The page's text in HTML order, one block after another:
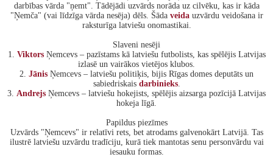
darbības vārda "ņemt". Tādējādi uzvārds norāda uz cilvēku, kas ir kāda
"Ņemča" (vai līdzīga vārda nesēja) dēls. Šāda veidauzvārdu veidošana ir
raksturīga latviešu onomastikai.
Slaveni nesēji
1. ViktorsŅemcevs – pazīstams kā latviešu futbolists, kas spēlējis Latvijas
izlasē un vairākos vietējos klubos.
2. Jānis Ņemcevs – latviešu politiķis, bijis Rīgas domes deputāts un
sabiedriskais darbinieks.
3. Andrejs Ņemcevs – latviešu hokejists, spēlējis aizsarga pozīcijā Latvijas
hokeja līgā.
Papildus piezīmes
Uzvārds "Ņemcevs" ir relatīvi rets, bet atrodams galvenokārt Latvijā. Tas
ilustrē latviešu uzvārdu tradīciju, kurā tiek mantotas senu personvārdu vai
iesauku formas.